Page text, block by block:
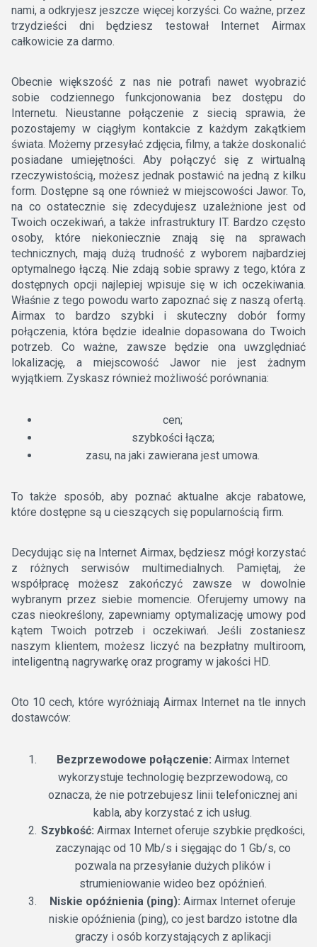
nami, a odkryjesz jeszcze więcej korzyści. Co ważne, przez
trzydzieści dni będziesz testował Internet Airmax
całkowicie za darmo.
Obecnie większość z nas nie potrafi nawet wyobrazić
sobie codziennego funkcjonowania bez dostępu do
Internetu. Nieustanne połączenie z siecią sprawia, że
pozostajemy w ciągłym kontakcie z każdym zakątkiem
świata. Możemy przesyłać zdjęcia, filmy, a także doskonalić
posiadane umiejętności. Aby połączyć się z wirtualną
rzeczywistością, możesz jednak postawić na jedną z kilku
form. Dostępne są one również w miejscowości Jawor. To,
na co ostatecznie się zdecydujesz uzależnione jest od
Twoich oczekiwań, a także infrastruktury IT. Bardzo często
osoby, które niekoniecznie znają się na sprawach
technicznych, mają dużą trudność z wyborem najbardziej
optymalnego łączą. Nie zdają sobie sprawy z tego, która z
dostępnych opcji najlepiej wpisuje się w ich oczekiwania.
Właśnie z tego powodu warto zapoznać się z naszą ofertą.
Airmax to bardzo szybki i skuteczny dobór formy
połączenia, która będzie idealnie dopasowana do Twoich
potrzeb. Co ważne, zawsze będzie ona uwzględniać
lokalizację, a miejscowość Jawor nie jest żadnym
wyjątkiem. Zyskasz również możliwość porównania:
cen;
szybkości łącza;
zasu, na jaki zawierana jest umowa.
To także sposób, aby poznać aktualne akcje rabatowe,
które dostępne są u cieszących się popularnością firm.
Decydując się na Internet Airmax, będziesz mógł korzystać
z różnych serwisów multimedialnych. Pamiętaj, że
współpracę możesz zakończyć zawsze w dowolnie
wybranym przez siebie momencie. Oferujemy umowy na
czas nieokreślony, zapewniamy optymalizację umowy pod
kątem Twoich potrzeb i oczekiwań. Jeśli zostaniesz
naszym klientem, możesz liczyć na bezpłatny multiroom,
inteligentną nagrywarkę oraz programy w jakości HD.
Oto 10 cech, które wyróżniają Airmax Internet na tle innych
dostawców:
Bezprzewodowe połączenie: Airmax Internet
wykorzystuje technologię bezprzewodową, co
oznacza, że nie potrzebujesz linii telefonicznej ani
kabla, aby korzystać z ich usług.
Szybkość: Airmax Internet oferuje szybkie prędkości,
zaczynając od 10 Mb/s i sięgając do 1 Gb/s, co
pozwala na przesyłanie dużych plików i
strumieniowanie wideo bez opóźnień.
Niskie opóźnienia (ping): Airmax Internet oferuje
niskie opóźnienia (ping), co jest bardzo istotne dla
graczy i osób korzystających z aplikacji